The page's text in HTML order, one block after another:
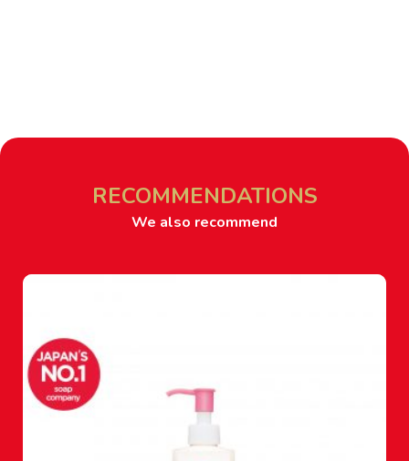
RECOMMENDATIONS
We also recommend